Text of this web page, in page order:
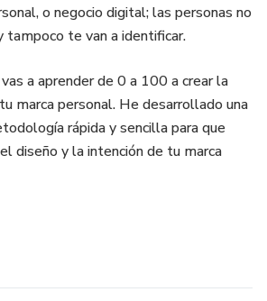
o negocio digital; las personas no
tampoco te van a identificar.
a aprender de 0 a 100 a crear la
marca personal. He desarrollado una
rápida y sencilla para que
diseño y la intención de tu marca
ideas, y conceptos, Vas a llegar a
clientes.